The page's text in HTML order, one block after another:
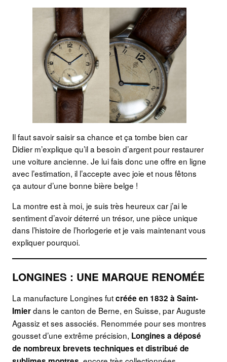
Il faut savoir saisir sa chance et ça tombe bien car
Didier m’explique qu’il a besoin d’argent pour restaurer
une voiture ancienne. Je lui fais donc une offre en ligne
avec l’estimation, il l’accepte avec joie et nous fêtons
ça autour d’une bonne bière belge !
La montre est à moi, je suis très heureux car j’ai le
sentiment d’avoir déterré un trésor, une pièce unique
dans l’histoire de l’horlogerie et je vais maintenant vous
expliquer pourquoi.
LONGINES : UNE MARQUE RENOMÉE
La manufacture Longines futcréée en 1832 à Saint-
Imierdans le canton de Berne, en Suisse, par Auguste
Agassiz et ses associés. Renommée pour ses montres
gousset d’une extrême précision, Longines a déposé
de nombreux brevets techniques et distribué de